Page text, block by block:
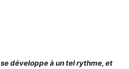
se développe à un tel rythme, et